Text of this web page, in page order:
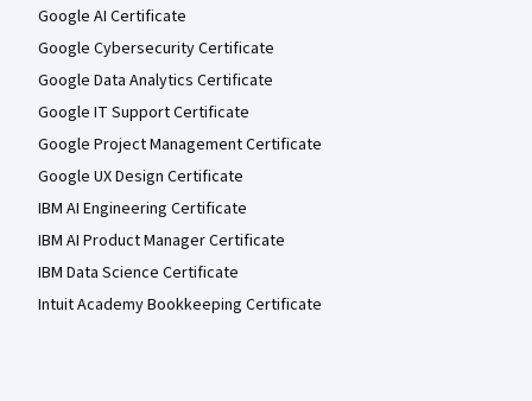
Google AI Certificate
Google Cybersecurity Certificate
Google Data Analytics Certificate
Google IT Support Certificate
Google Project Management Certificate
Google UX Design Certificate
IBM AI Engineering Certificate
IBM AI Product Manager Certificate
IBM Data Science Certificate
Intuit Academy Bookkeeping Certificate